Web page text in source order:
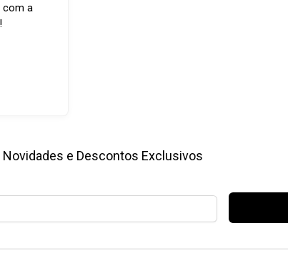
com a
Novidades e Descontos Exclusivos